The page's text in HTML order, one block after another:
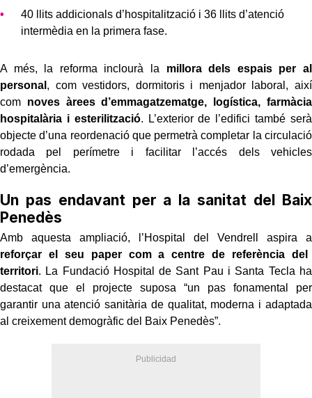
40 llits addicionals d’hospitalització i 36 llits d’atenció
intermèdia en la primera fase.
A més, la reforma inclourà la millora dels espais per al
personal , com vestidors, dormitoris i menjador laboral, així
com noves àrees d’emmagatzematge, logística, farmàcia
hospitalària i esterilització. L’exterior de l’edifici també serà
objecte d’una reordenació que permetrà completar la circulació
rodada pel perímetre i facilitar l’accés dels vehicles
d’emergència.
Un pas endavant per a la sanitat del Baix
Penedès
Amb aquesta ampliació, l’Hospital del Vendrell aspira a
reforçar el seu paper com a centre de referència del
territori. La Fundació Hospital de Sant Pau i Santa Tecla ha
destacat que el projecte suposa “un pas fonamental per
garantir una atenció sanitària de qualitat, moderna i adaptada
al creixement demogràfic del Baix Penedès”.